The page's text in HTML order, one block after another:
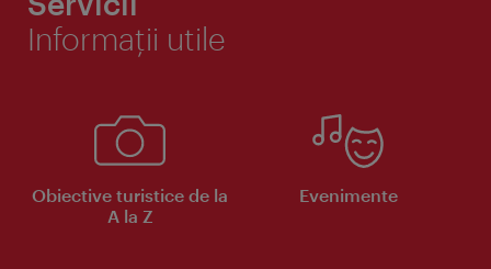
Informaţii utile
Obiective turistice de la
A la Z
Evenimente